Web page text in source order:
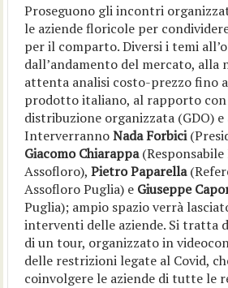
Proseguono gli incontri
le aziende floricole per
per il comparto. Diversi i temi
dall’andamento del mercato, alla
attenta analisi costo-prezzo fino
prodotto italiano, al rapporto con
distribuzione organizzata (GDO)
InterverrannoNada Forbici
Giacomo Chiarappa
Assofloro),Pietro Paparella
Assofloro Puglia) e Giuseppe
Puglia); ampio spazio verrà
interventi delle aziende. Si tratta
di un tour, organizzato in
delle restrizioni legate al Covid,
coinvolgere le aziende di tutte le